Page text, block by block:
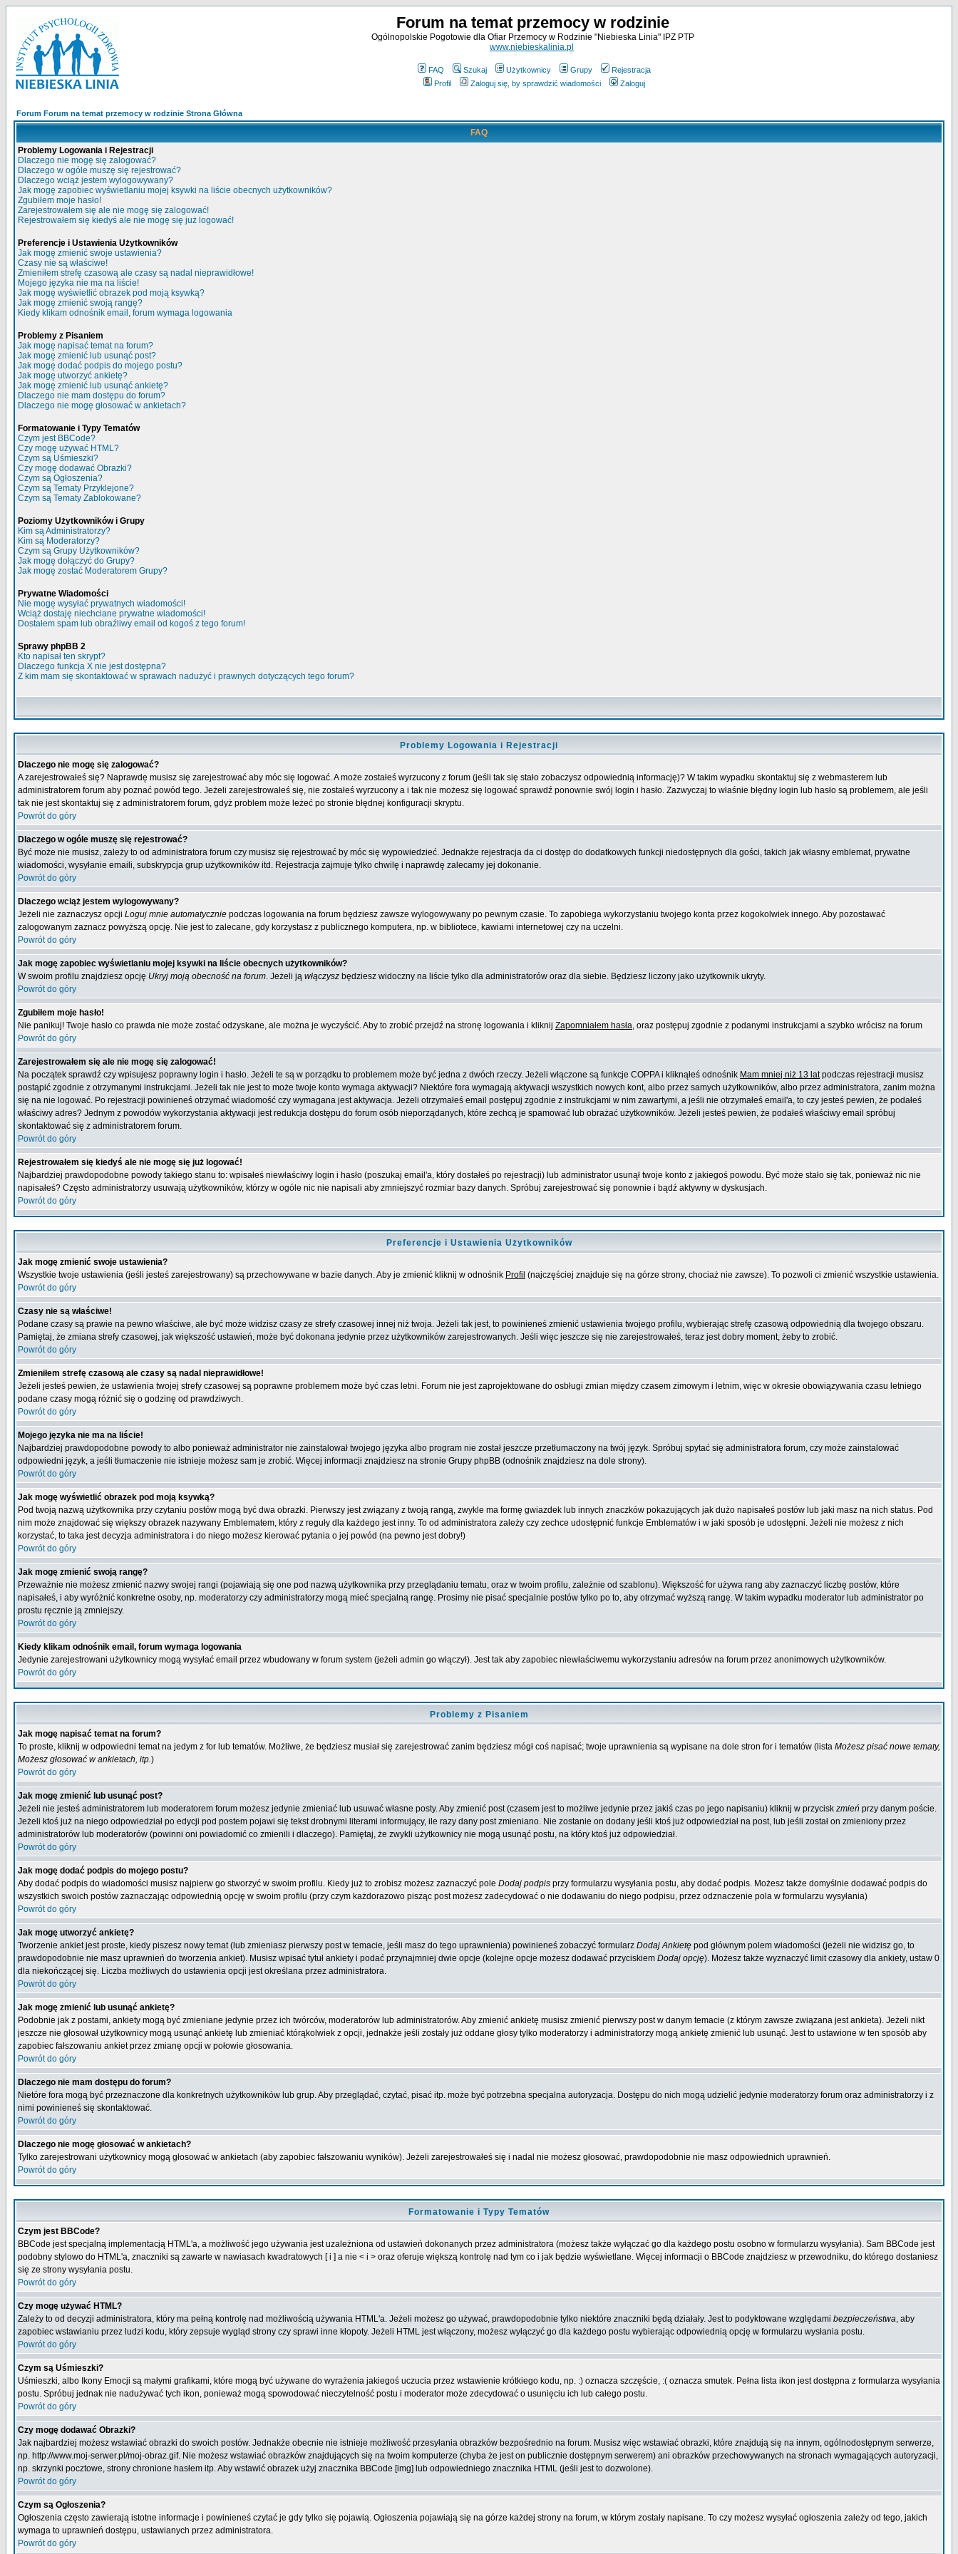
Forum na temat przemocy w rodzinie
Ogólnopolskie Pogotowie dla Ofiar Przemocy w Rodzinie "Niebieska Linia" IPZ PTP
www.niebieskalinia.pl
FAQ Szukaj Użytkownicy Grupy
Rejestracja
Profil
Zaloguj się, by sprawdzić wiadomości Zaloguj
Forum Forum na temat przemocy w rodzinie Strona Główna
FAQ
Problemy Logowania i Rejestracji
Dlaczego nie mogę się zalogować?
Dlaczego w ogóle muszę się rejestrować?
Dlaczego wciąż jestem wylogowywany?
Jak mogę zapobiec wyświetlaniu mojej ksywki na liście obecnych użytkowników?
Zgubiłem moje hasło!
Zarejestrowałem się ale nie mogę się zalogować!
Rejestrowałem się kiedyś ale nie mogę się już logować!
Preferencje i Ustawienia Użytkowników
Jak mogę zmienić swoje ustawienia?
Czasy nie są właściwe!
Zmieniłem strefę czasową ale czasy są nadal nieprawidłowe!
Mojego języka nie ma na liście!
Jak mogę wyświetlić obrazek pod moją ksywką?
Jak mogę zmienić swoją rangę?
Kiedy klikam odnośnik email, forum wymaga logowania
Problemy z Pisaniem
Jak mogę napisać temat na forum?
Jak mogę zmienić lub usunąć post?
Jak mogę dodać podpis do mojego postu?
Jak mogę utworzyć ankietę?
Jak mogę zmienić lub usunąć ankietę?
Dlaczego nie mam dostępu do forum?
Dlaczego nie mogę głosować w ankietach?
Formatowanie i Typy Tematów
Czym jest BBCode?
Czy mogę używać HTML?
Czym są Uśmieszki?
Czy mogę dodawać Obrazki?
Czym są Ogłoszenia?
Czym są Tematy Przyklejone?
Czym są Tematy Zablokowane?
Poziomy Użytkowników i Grupy
Kim są Administratorzy?
Kim są Moderatorzy?
Czym są Grupy Użytkowników?
Jak mogę dołączyć do Grupy?
Jak mogę zostać Moderatorem Grupy?
Prywatne Wiadomości
Nie mogę wysyłać prywatnych wiadomości!
Wciąż dostaję niechciane prywatne wiadomości!
Dostałem spam lub obraźliwy email od kogoś z tego forum!
Sprawy phpBB 2
Kto napisał ten skrypt?
Dlaczego funkcja X nie jest dostępna?
Z kim mam się skontaktować w sprawach nadużyć i prawnych dotyczących tego forum?
Problemy Logowania i Rejestracji
Dlaczego nie mogę się zalogować?
A zarejestrowałeś się? Naprawdę musisz się zarejestrować aby móc się logować. A może zostałeś wyrzucony z forum (jeśli tak się stało zobaczysz odpowiednią informację)? W takim wypadku skontaktuj się z webmasterem lub
administratorem forum aby poznać powód tego. Jeżeli zarejestrowałeś się, nie zostałeś wyrzucony a i tak nie możesz się logować sprawdź ponownie swój login i hasło. Zazwyczaj to właśnie błędny login lub hasło są problemem, ale jeśli
tak nie jest skontaktuj się z administratorem forum, gdyż problem może leżeć po stronie błędnej konfiguracji skryptu.
Powrót do góry
Dlaczego w ogóle muszę się rejestrować?
Być może nie musisz, zależy to od administratora forum czy musisz się rejestrować by móc się wypowiedzieć. Jednakże rejestracja da ci dostęp do dodatkowych funkcji niedostępnych dla gości, takich jak własny emblemat, prywatne
wiadomości, wysyłanie emaili, subskrypcja grup użytkowników itd. Rejestracja zajmuje tylko chwilę i naprawdę zalecamy jej dokonanie.
Powrót do góry
Dlaczego wciąż jestem wylogowywany?
Jeżeli nie zaznaczysz opcji Loguj mnie automatycznie podczas logowania na forum będziesz zawsze wylogowywany po pewnym czasie. To zapobiega wykorzystaniu twojego konta przez kogokolwiek innego. Aby pozostawać
zalogowanym zaznacz powyższą opcję. Nie jest to zalecane, gdy korzystasz z publicznego komputera, np. w bibliotece, kawiarni internetowej czy na uczelni.
Powrót do góry
Jak mogę zapobiec wyświetlaniu mojej ksywki na liście obecnych użytkowników?
W swoim profilu znajdziesz opcję Ukryj moją obecność na forum. Jeżeli ją włączysz będziesz widoczny na liście tylko dla administratorów oraz dla siebie. Będziesz liczony jako użytkownik ukryty.
Powrót do góry
Zgubiłem moje hasło!
Nie panikuj! Twoje hasło co prawda nie może zostać odzyskane, ale można je wyczyścić. Aby to zrobić przejdź na stronę logowania i kliknij Zapomniałem hasła, oraz postępuj zgodnie z podanymi instrukcjami a szybko wrócisz na forum
Powrót do góry
Zarejestrowałem się ale nie mogę się zalogować!
Na początek sprawdź czy wpisujesz poprawny login i hasło. Jeżeli te są w porządku to problemem może być jedna z dwóch rzeczy. Jeżeli włączone są funkcje COPPA i kliknąłeś odnośnik Mam mniej niż 13 latpodczas rejestracji musisz
postąpić zgodnie z otrzymanymi instrukcjami. Jeżeli tak nie jest to może twoje konto wymaga aktywacji? Niektóre fora wymagają aktywacji wszystkich nowych kont, albo przez samych użytkowników, albo przez administratora, zanim można
się na nie logować. Po rejestracji powinieneś otrzymać wiadomość czy wymagana jest aktywacja. Jeżeli otrzymałeś email postępuj zgodnie z instrukcjami w nim zawartymi, a jeśli nie otrzymałeś email'a, to czy jesteś pewien, że podałeś
właściwy adres? Jednym z powodów wykorzystania aktywacji jest redukcja dostępu do forum osób nieporządanych, które zechcą je spamować lub obrażać użytkowników. Jeżeli jesteś pewien, że podałeś właściwy email spróbuj
skontaktować się z administratorem forum.
Powrót do góry
Rejestrowałem się kiedyś ale nie mogę się już logować!
Najbardziej prawdopodobne powody takiego stanu to: wpisałeś niewłaściwy login i hasło (poszukaj email'a, który dostałeś po rejestracji) lub administrator usunął twoje konto z jakiegoś powodu. Być może stało się tak, ponieważ nic nie
napisałeś? Często administratorzy usuwają użytkowników, którzy w ogóle nic nie napisali aby zmniejszyć rozmiar bazy danych. Spróbuj zarejestrować się ponownie i bądź aktywny w dyskusjach.
Powrót do góry
Preferencje i Ustawienia Użytkowników
Jak mogę zmienić swoje ustawienia?
Wszystkie twoje ustawienia (jeśli jesteś zarejestrowany) są przechowywane w bazie danych. Aby je zmienić kliknij w odnośnik Profil (najczęściej znajduje się na górze strony, chociaż nie zawsze). To pozwoli ci zmienić wszystkie ustawienia.
Powrót do góry
Czasy nie są właściwe!
Podane czasy są prawie na pewno właściwe, ale być może widzisz czasy ze strefy czasowej innej niż twoja. Jeżeli tak jest, to powinieneś zmienić ustawienia twojego profilu, wybierając strefę czasową odpowiednią dla twojego obszaru.
Pamiętaj, że zmiana strefy czasowej, jak większość ustawień, może być dokonana jedynie przez użytkowników zarejestrowanych. Jeśli więc jeszcze się nie zarejestrowałeś, teraz jest dobry moment, żeby to zrobić.
Powrót do góry
Zmieniłem strefę czasową ale czasy są nadal nieprawidłowe!
Jeżeli jesteś pewien, że ustawienia twojej strefy czasowej są poprawne problemem może być czas letni. Forum nie jest zaprojektowane do osbługi zmian między czasem zimowym i letnim, więc w okresie obowiązywania czasu letniego
podane czasy mogą różnić się o godzinę od prawdziwych.
Powrót do góry
Mojego języka nie ma na liście!
Najbardziej prawdopodobne powody to albo ponieważ administrator nie zainstalował twojego języka albo program nie został jeszcze przetłumaczony na twój język. Spróbuj spytać się administratora forum, czy może zainstalować
odpowiedni język, a jeśli tłumaczenie nie istnieje możesz sam je zrobić. Więcej informacji znajdziesz na stronie Grupy phpBB (odnośnik znajdziesz na dole strony).
Powrót do góry
Jak mogę wyświetlić obrazek pod moją ksywką?
Pod twoją nazwą użytkownika przy czytaniu postów mogą być dwa obrazki. Pierwszy jest związany z twoją rangą, zwykle ma formę gwiazdek lub innych znaczków pokazujących jak dużo napisałeś postów lub jaki masz na nich status. Pod
nim może znajdować się większy obrazek nazywany Emblematem, który z reguły dla każdego jest inny. To od administratora zależy czy zechce udostępnić funkcje Emblematów i w jaki sposób je udostępni. Jeżeli nie możesz z nich
korzystać, to taka jest decyzja administratora i do niego możesz kierować pytania o jej powód (na pewno jest dobry!)
Powrót do góry
Jak mogę zmienić swoją rangę?
Przeważnie nie możesz zmienić nazwy swojej rangi (pojawiają się one pod nazwą użytkownika przy przeglądaniu tematu, oraz w twoim profilu, zależnie od szablonu). Większość for używa rang aby zaznaczyć liczbę postów, które
napisałeś, i aby wyróżnić konkretne osoby, np. moderatorzy czy administratorzy mogą mieć specjalną rangę. Prosimy nie pisać specjalnie postów tylko po to, aby otrzymać wyższą rangę. W takim wypadku moderator lub administrator po
prostu ręcznie ją zmniejszy.
Powrót do góry
Kiedy klikam odnośnik email, forum wymaga logowania
Jedynie zarejestrowani użytkownicy mogą wysyłać email przez wbudowany w forum system (jeżeli admin go włączył). Jest tak aby zapobiec niewłaściwemu wykorzystaniu adresów na forum przez anonimowych użytkowników.
Powrót do góry
Problemy z Pisaniem
Jak mogę napisać temat na forum?
To proste, kliknij w odpowiedni temat na jedym z for lub tematów. Możliwe, że będziesz musiał się zarejestrować zanim będziesz mógł coś napisać; twoje uprawnienia są wypisane na dole stron for i tematów (lista Możesz pisać nowe tematy,
Możesz głosować w ankietach, itp.)
Powrót do góry
Jak mogę zmienić lub usunąć post?
Jeżeli nie jesteś administratorem lub moderatorem forum możesz jedynie zmieniać lub usuwać własne posty. Aby zmienić post (czasem jest to możliwe jedynie przez jakiś czas po jego napisaniu) kliknij w przycisk zmień przy danym poście.
Jeżeli ktoś już na niego odpowiedział po edycji pod postem pojawi się tekst drobnymi literami informujący, ile razy dany post zmieniano. Nie zostanie on dodany jeśli ktoś już odpowiedział na post, lub jeśli został on zmieniony przez
administratorów lub moderatorów (powinni oni powiadomić co zmienili i dlaczego). Pamiętaj, że zwykli użytkownicy nie mogą usunąć postu, na który ktoś już odpowiedział.
Powrót do góry
Jak mogę dodać podpis do mojego postu?
Aby dodać podpis do wiadomości musisz najpierw go stworzyć w swoim profilu. Kiedy już to zrobisz możesz zaznaczyć pole Dodaj podpis przy formularzu wysyłania postu, aby dodać podpis. Możesz także domyślnie dodawać podpis do
wszystkich swoich postów zaznaczając odpowiednią opcję w swoim profilu (przy czym każdorazowo pisząc post możesz zadecydować o nie dodawaniu do niego podpisu, przez odznaczenie pola w formularzu wysyłania)
Powrót do góry
Jak mogę utworzyć ankietę?
Tworzenie ankiet jest proste, kiedy piszesz nowy temat (lub zmieniasz pierwszy post w temacie, jeśli masz do tego uprawnienia) powinieneś zobaczyć formularz Dodaj Ankietę pod głównym polem wiadomości (jeżeli nie widzisz go, to
prawdopodobnie nie masz uprawnień do tworzenia ankiet). Musisz wpisać tytuł ankiety i podać przynajmniej dwie opcje (kolejne opcje możesz dodawać przyciskiem Dodaj opcję). Możesz także wyznaczyć limit czasowy dla ankiety, ustaw 0
dla niekończącej się. Liczba możliwych do ustawienia opcji jest określana przez administratora.
Powrót do góry
Jak mogę zmienić lub usunąć ankietę?
Podobnie jak z postami, ankiety mogą być zmieniane jedynie przez ich twórców, moderatorów lub administratorów. Aby zmienić ankietę musisz zmienić pierwszy post w danym temacie (z którym zawsze związana jest ankieta). Jeżeli nikt
jeszcze nie głosował użytkownicy mogą usunąć ankietę lub zmieniać którąkolwiek z opcji, jednakże jeśli zostały już oddane głosy tylko moderatorzy i administratorzy mogą ankietę zmienić lub usunąć. Jest to ustawione w ten sposób aby
zapobiec fałszowaniu ankiet przez zmianę opcji w połowie głosowania.
Powrót do góry
Dlaczego nie mam dostępu do forum?
Nietóre fora mogą być przeznaczone dla konkretnych użytkowników lub grup. Aby przeglądać, czytać, pisać itp. może być potrzebna specjalna autoryzacja. Dostępu do nich mogą udzielić jedynie moderatorzy forum oraz administratorzy i z
nimi powinieneś się skontaktować.
Powrót do góry
Dlaczego nie mogę głosować w ankietach?
Tylko zarejestrowani użytkownicy mogą głosować w ankietach (aby zapobiec fałszowaniu wyników). Jeżeli zarejestrowałeś się i nadal nie możesz głosować, prawdopodobnie nie masz odpowiednich uprawnień.
Powrót do góry
Formatowanie i Typy Tematów
Czym jest BBCode?
BBCode jest specjalną implementacją HTML'a, a możliwość jego używania jest uzależniona od ustawień dokonanych przez administratora (możesz także wyłączać go dla każdego postu osobno w formularzu wysyłania). Sam BBCode jest
podobny stylowo do HTML'a, znaczniki są zawarte w nawiasach kwadratowych [ i ] a nie < i > oraz oferuje większą kontrolę nad tym co i jak będzie wyświetlane. Więcej informacji o BBCode znajdziesz w przewodniku, do którego dostaniesz
się ze strony wysyłania postu.
Powrót do góry
Czy mogę używać HTML?
Zależy to od decyzji administratora, który ma pełną kontrolę nad możliwością używania HTML'a. Jeżeli możesz go używać, prawdopodobnie tylko niektóre znaczniki będą działały. Jest to podyktowane względami bezpieczeństwa, aby
zapobiec wstawianiu przez ludzi kodu, który zepsuje wygląd strony czy sprawi inne kłopoty. Jeżeli HTML jest włączony, możesz wyłączyć go dla każdego postu wybierając odpowiednią opcję w formularzu wysłania postu.
Powrót do góry
Czym są Uśmieszki?
Uśmieszki, albo Ikony Emocji są małymi grafikami, które mogą być używane do wyrażenia jakiegoś uczucia przez wstawienie krótkiego kodu, np. :) oznacza szczęście, :( oznacza smutek. Pełna lista ikon jest dostępna z formularza wysyłania
postu. Spróbuj jednak nie nadużywać tych ikon, ponieważ mogą spowodować nieczytelność postu i moderator może zdecydować o usunięciu ich lub całego postu.
Powrót do góry
Czy mogę dodawać Obrazki?
Jak najbardziej możesz wstawiać obrazki do swoich postów. Jednakże obecnie nie istnieje możliwość przesyłania obrazków bezpośrednio na forum. Musisz więc wstawiać obrazki, które znajdują się na innym, ogólnodostępnym serwerze,
np. http://www.moj-serwer.pl/moj-obraz.gif. Nie możesz wstawiać obrazków znajdujących się na twoim komputerze (chyba że jest on publicznie dostępnym serwerem) ani obrazków przechowywanych na stronach wymagających autoryzacji,
np. skrzynki pocztowe, strony chronione hasłem itp. Aby wstawić obrazek użyj znacznika BBCode [img] lub odpowiedniego znacznika HTML (jeśli jest to dozwolone).
Powrót do góry
Czym są Ogłoszenia?
Ogłoszenia często zawierają istotne informacje i powinieneś czytać je gdy tylko się pojawią. Ogłoszenia pojawiają się na górze każdej strony na forum, w którym zostały napisane. To czy możesz wysyłać ogłoszenia zależy od tego, jakich
wymaga to uprawnień dostępu, ustawianych przez administratora.
Powrót do góry